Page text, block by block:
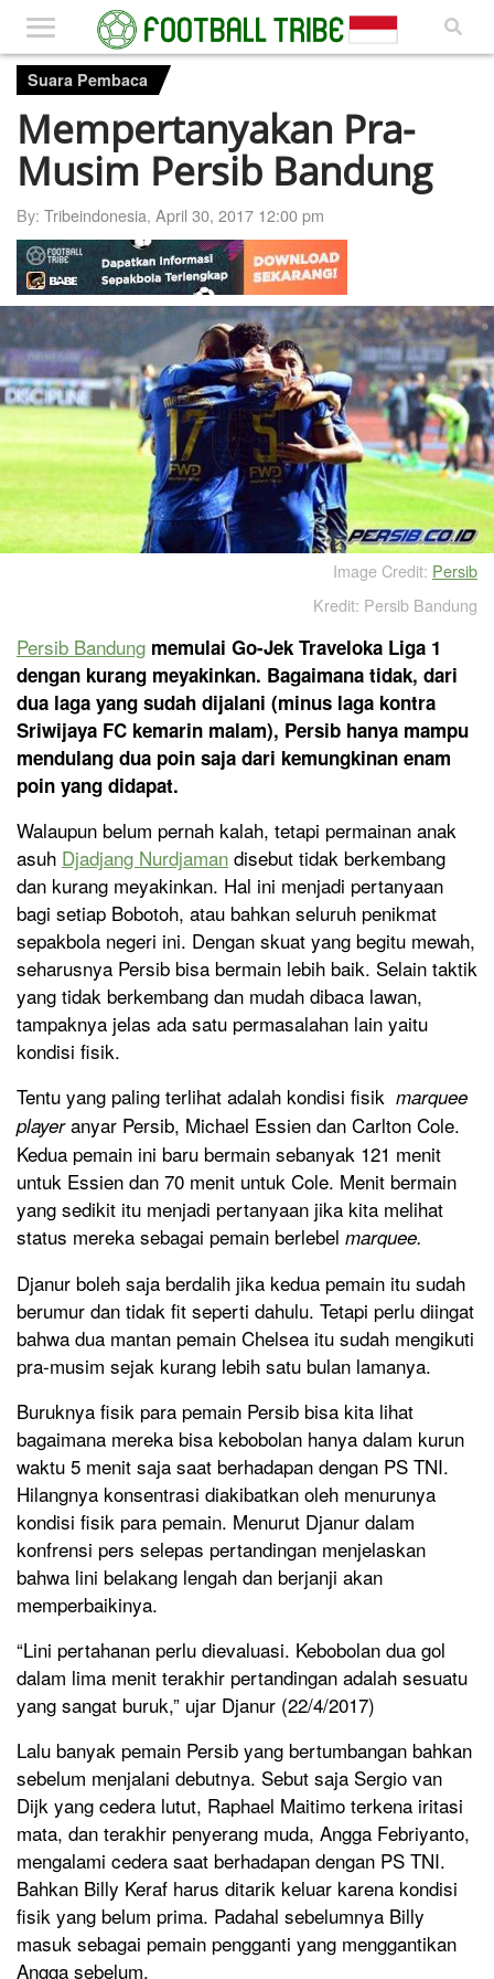
Suara Pembaca
Mempertanyakan Pra-
Musim Persib Bandung
By: Tribeindonesia, April 30, 2017 12:00 pm
Image Credit: Persib
Kredit: Persib Bandung
Persib Bandung memulai Go-Jek Traveloka Liga 1
dengan kurang meyakinkan. Bagaimana tidak, dari
dua laga yang sudah dijalani (minus laga kontra
Sriwijaya FC kemarin malam), Persib hanya mampu
mendulang dua poin saja dari kemungkinan enam
poin yang didapat.
Walaupun belum pernah kalah, tetapi permainan anak
asuh Djadjang Nurdjaman disebut tidak berkembang
dan kurang meyakinkan. Hal ini menjadi pertanyaan
bagi setiap Bobotoh, atau bahkan seluruh penikmat
sepakbola negeri ini. Dengan skuat yang begitu mewah,
seharusnya Persib bisa bermain lebih baik. Selain taktik
yang tidak berkembang dan mudah dibaca lawan,
tampaknya jelas ada satu permasalahan lain yaitu
kondisi fisik.
Tentu yang paling terlihat adalah kondisi fisik marquee
playeranyar Persib, Michael Essien dan Carlton Cole.
Kedua pemain ini baru bermain sebanyak 121 menit
untuk Essien dan 70 menit untuk Cole. Menit bermain
yang sedikit itu menjadi pertanyaan jika kita melihat
status mereka sebagai pemain berlebel marquee.
Djanur boleh saja berdalih jika kedua pemain itu sudah
berumur dan tidak fit seperti dahulu. Tetapi perlu diingat
bahwa dua mantan pemain Chelsea itu sudah mengikuti
pra-musim sejak kurang lebih satu bulan lamanya.
Buruknya fisik para pemain Persib bisa kita lihat
bagaimana mereka bisa kebobolan hanya dalam kurun
waktu 5 menit saja saat berhadapan dengan PS TNI.
Hilangnya konsentrasi diakibatkan oleh menurunya
kondisi fisik para pemain. Menurut Djanur dalam
konfrensi pers selepas pertandingan menjelaskan
bahwa lini belakang lengah dan berjanji akan
memperbaikinya.
“Lini pertahanan perlu dievaluasi. Kebobolan dua gol
dalam lima menit terakhir pertandingan adalah sesuatu
yang sangat buruk,” ujar Djanur (22/4/2017)
Lalu banyak pemain Persib yang bertumbangan bahkan
sebelum menjalani debutnya. Sebut saja Sergio van
Dijk yang cedera lutut, Raphael Maitimo terkena iritasi
mata, dan terakhir penyerang muda, Angga Febriyanto,
mengalami cedera saat berhadapan dengan PS TNI.
Bahkan Billy Keraf harus ditarik keluar karena kondisi
fisik yang belum prima. Padahal sebelumnya Billy
masuk sebagai pemain pengganti yang menggantikan
Angga sebelum.